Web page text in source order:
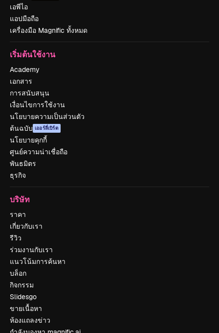
เอพีไอ
แอปมือถือ
เครื่องมือ Magnific ทั้งหมด
เริ่มต้นใช้งาน
Academy
เอกสาร
การสนับสนุน
เงื่อนไขการใช้งาน
นโยบายความเป็นส่วนตัว
ต้นฉบับ เออร์ลี่เบิร์ด
นโยบายคุกกี้
ศูนย์ความน่าเชื่อถือ
พันธมิตร
ธุรกิจ
บริษัท
ราคา
เกี่ยวกับเรา
รีวิว
ร่วมงานกับเรา
แนวโน้มการค้นหา
บล็อก
กิจกรรม
Slidesgo
ขายเนื้อหา
ห้องแถลงข่าว